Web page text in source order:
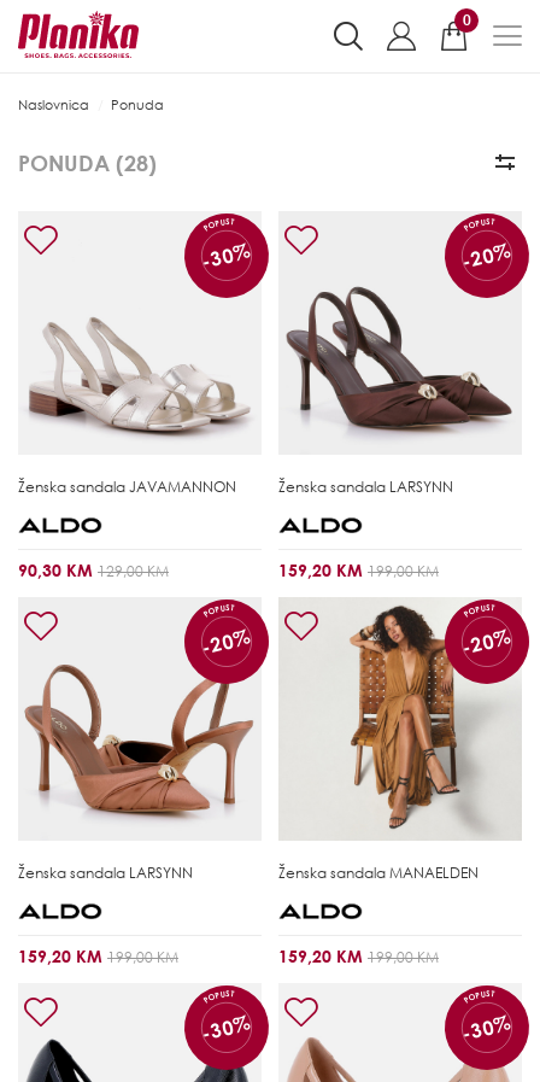
0
Naslovnica Ponuda
PONUDA (28)
POPUST
-30%
Ženska sandala JAVAMANNON
90,30 KM 129,00 KM
POPUST
-20%
Ženska sandala LARSYNN
159,20 KM 199,00 KM
POPUST
-20%
Ženska sandala LARSYNN
159,20 KM 199,00 KM
POPUST
-20%
Ženska sandala MANAELDEN
159,20 KM 199,00 KM
POPUST
-30%
POPUST
-30%